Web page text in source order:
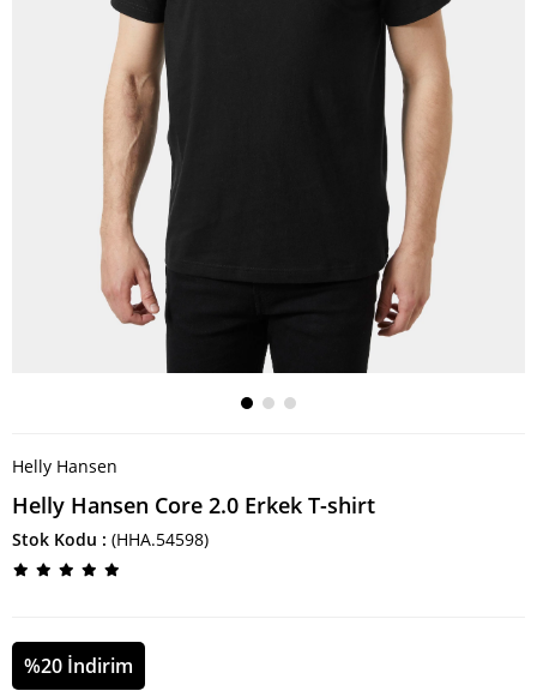
Helly Hansen
Helly Hansen Core 2.0 Erkek T-shirt
Stok Kodu (HHA.54598)
%20 İndirim